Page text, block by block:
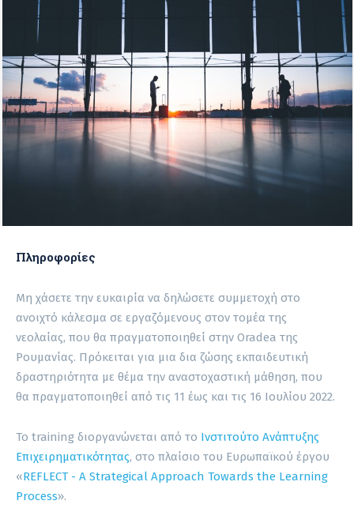
Πληροφορίες
Μη χάσετε την ευκαιρία να δηλώσετε συμμετοχή στο
ανοιχτό κάλεσμα σε εργαζόμενους στον τομέα της
νεολαίας, που θα πραγματοποιηθεί στην Oradea της
Ρουμανίας. Πρόκειται για μια δια ζώσης εκπαιδευτική
δραστηριότητα με θέμα την αναστοχαστική μάθηση, που
θα πραγματοποιηθεί από τις 11 έως και τις 16 Ιουλίου 2022.
Το training διοργανώνεται από το Ινστιτούτο Ανάπτυξης
Επιχειρηματικότητας, στο πλαίσιο του Ευρωπαϊκού έργου
«REFLECT - A Strategical Approach Towards the Learning
Process».